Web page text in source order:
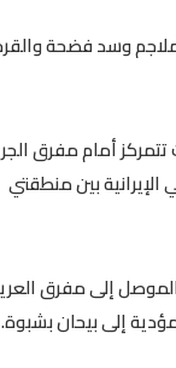
وسد فضحة
أمام مفرق
بين منطقتي
إلى مفرق
إلى بيحان بشبوة.